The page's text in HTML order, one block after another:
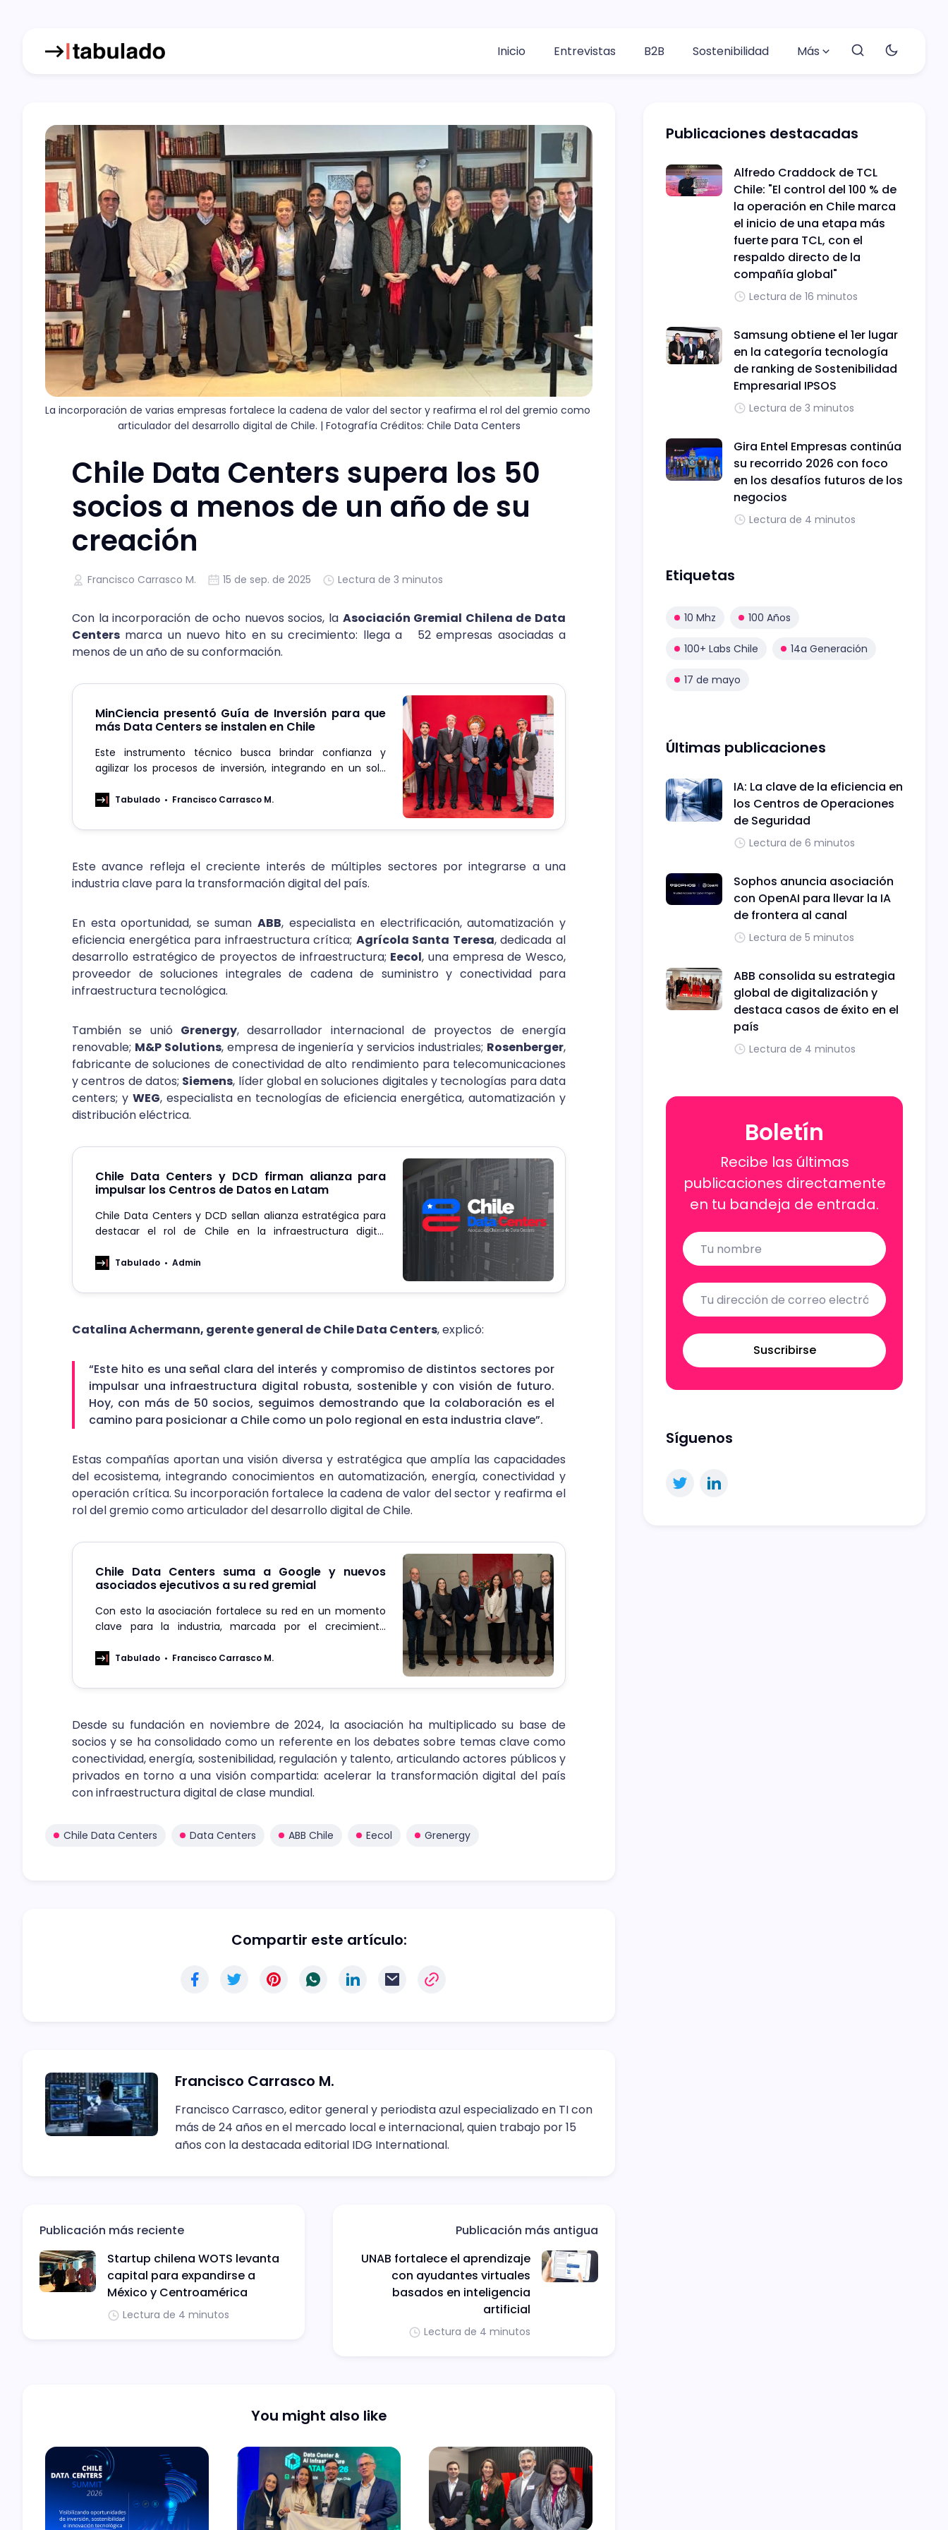
Inicio Entrevistas B2B Sostenibilidad Más
La incorporación de varias empresas fortalece la cadena de valor del sector y reafirma el rol del gremio como
articulador del desarrollo digital de Chile. | Fotografía Créditos: Chile Data Centers
Chile Data Centers supera los 50
socios a menos de un año de su
creación
Francisco Carrasco M. 15 de sep. de 2025 Lectura de 3 minutos
Con la incorporación de ocho nuevos socios, la Asociación Gremial Chilena de Data
Centers marca un nuevo hito en su crecimiento: llega a 52 empresas asociadas a
menos de un año de su conformación.
MinCiencia presentó Guía de Inversión para que
más Data Centers se instalen en Chile
Este instrumento técnico busca brindar confianza y
agilizar los procesos de inversión, integrando en un solo
sensibles y una hoja de ruta con tiempos y etapas de
Tabulado Francisco Carrasco M.
Este avance refleja el creciente interés de múltiples sectores por integrarse a una
industria clave para la transformación digital del país.
En esta oportunidad, se suman ABB, especialista en electrificación, automatización y
eficiencia energética para infraestructura crítica; Agrícola Santa Teresa, dedicada al
desarrollo estratégico de proyectos de infraestructura; Eecol, una empresa de Wesco,
proveedor de soluciones integrales de cadena de suministro y conectividad para
infraestructura tecnológica.
También se unió Grenergy, desarrollador internacional de proyectos de energía
renovable; M&P Solutions, empresa de ingeniería y servicios industriales; Rosenberger,
fabricante de soluciones de conectividad de alto rendimiento para telecomunicaciones
y centros de datos; Siemens, líder global en soluciones digitales y tecnologías para data
centers; y WEG, especialista en tecnologías de eficiencia energética, automatización y
distribución eléctrica.
Chile Data Centers y DCD firman alianza para
impulsar los Centros de Datos en Latam
Chile Data Centers y DCD sellan alianza estratégica para
destacar el rol de Chile en la infraestructura digital
Tabulado Admin
Catalina Achermann, gerente general de Chile Data Centers, explicó:
“Este hito es una señal clara del interés y compromiso de distintos sectores por
impulsar una infraestructura digital robusta, sostenible y con visión de futuro.
Hoy, con más de 50 socios, seguimos demostrando que la colaboración es el
camino para posicionar a Chile como un polo regional en esta industria clave”.
Estas compañías aportan una visión diversa y estratégica que amplía las capacidades
del ecosistema, integrando conocimientos en automatización, energía, conectividad y
operación crítica. Su incorporación fortalece la cadena de valor del sector y reafirma el
rol del gremio como articulador del desarrollo digital de Chile.
Chile Data Centers suma a Google y nuevos
asociados ejecutivos a su red gremial
Con esto la asociación fortalece su red en un momento
clave para la industria, marcada por el crecimiento
impulso de políticas públicas.
Tabulado Francisco Carrasco M.
Desde su fundación en noviembre de 2024, la asociación ha multiplicado su base de
socios y se ha consolidado como un referente en los debates sobre temas clave como
conectividad, energía, sostenibilidad, regulación y talento, articulando actores públicos y
privados en torno a una visión compartida: acelerar la transformación digital del país
con infraestructura digital de clase mundial.
Chile Data Centers Data Centers ABB Chile Eecol Grenergy
Compartir este artículo:
Francisco Carrasco M.
Francisco Carrasco, editor general y periodista azul especializado en TI con
más de 24 años en el mercado local e internacional, quien trabajo por 15
años con la destacada editorial IDG International.
Publicación más reciente
Startup chilena WOTS levanta
capital para expandirse a
México y Centroamérica
Lectura de 4 minutos
Publicación más antigua
UNAB fortalece el aprendizaje
con ayudantes virtuales
basados en inteligencia
artificial
Lectura de 4 minutos
You might also like
Publicaciones destacadas
Alfredo Craddock de TCL
Chile: "El control del 100 % de
la operación en Chile marca
el inicio de una etapa más
fuerte para TCL, con el
respaldo directo de la
compañía global"
Lectura de 16 minutos
Samsung obtiene el 1er lugar
en la categoría tecnología
de ranking de Sostenibilidad
Empresarial IPSOS
Lectura de 3 minutos
Gira Entel Empresas continúa
su recorrido 2026 con foco
en los desafíos futuros de los
negocios
Lectura de 4 minutos
Etiquetas
10 Mhz 100 Años
100+ Labs Chile 14a Generación
17 de mayo
Últimas publicaciones
IA: La clave de la eficiencia en
los Centros de Operaciones
de Seguridad
Lectura de 6 minutos
Sophos anuncia asociación
con OpenAI para llevar la IA
de frontera al canal
Lectura de 5 minutos
ABB consolida su estrategia
global de digitalización y
destaca casos de éxito en el
país
Lectura de 4 minutos
Boletín
Recibe las últimas
publicaciones directamente
en tu bandeja de entrada.
Name
Email
Suscribirse
Síguenos